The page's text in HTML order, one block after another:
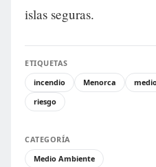
islas seguras.
ETIQUETAS
incendio
Menorca
riesgo
CATEGORÍA
Medio Ambiente